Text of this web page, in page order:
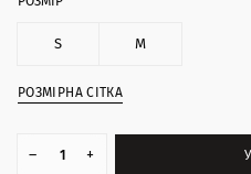
S M
РОЗМІРНА СІТКА
– +